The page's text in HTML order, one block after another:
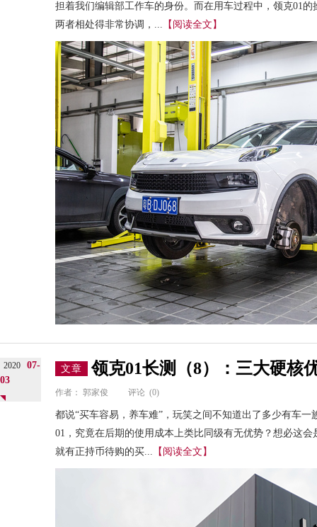
担着我们编辑部工作车的身份。而在用车过程中，领克01
两者相处得非常协调，... 【阅读全文】
2020
07-
03
文章 领克01长测（8）：三大硬核
作者： 郭家俊 评论 (0)
都说“买车容易，养车难”，玩笑之间不知道出了多少有车
01，究竟在后期的使用成本上类比同级有无优势？想必这
就有正持币待购的买... 【阅读全文】